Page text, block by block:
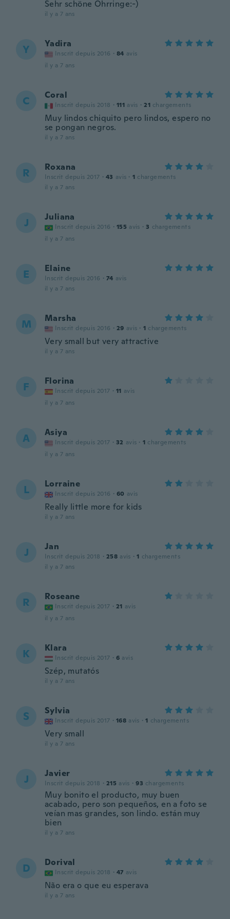
Sehr schöne Ohrringe:-)
il y a 7 ans
Y Yadira
Inscrit depuis 2016 · 84 avis
il y a 7 ans
C Coral
Inscrit depuis 2018 · 111 avis · 21 chargements
Muy lindos chiquito pero lindos, espero no
se pongan negros.
il y a 7 ans
R Roxana
Inscrit depuis 2017 · 43 avis · 1 chargements
il y a 7 ans
J Juliana
Inscrit depuis 2016 · 155 avis · 3 chargements
il y a 7 ans
E Elaine
Inscrit depuis 2016 · 74 avis
il y a 7 ans
M Marsha
Inscrit depuis 2016 · 29 avis · 1 chargements
Very small but very attractive
il y a 7 ans
F Florina
Inscrit depuis 2017 · 11 avis
il y a 7 ans
A Asiya
Inscrit depuis 2017 · 32 avis · 1 chargements
il y a 7 ans
L Lorraine
Inscrit depuis 2016 · 60 avis
Really little more for kids
il y a 7 ans
J Jan
Inscrit depuis 2018 · 258 avis · 1 chargements
il y a 7 ans
R Roseane
Inscrit depuis 2017 · 21 avis
il y a 7 ans
K Klara
Inscrit depuis 2017 · 6 avis
Szép, mutatós
il y a 7 ans
S Sylvia
Inscrit depuis 2017 · 168 avis · 1 chargements
Very small
il y a 7 ans
J Javier
Inscrit depuis 2018 · 215 avis · 93 chargements
Muy bonito el producto, muy buen
acabado, pero son pequeños, en a foto se
veían mas grandes, son lindo. están muy
bien
il y a 7 ans
D Dorival
Inscrit depuis 2018 · 47 avis
Não era o que eu esperava
il y a 7 ans